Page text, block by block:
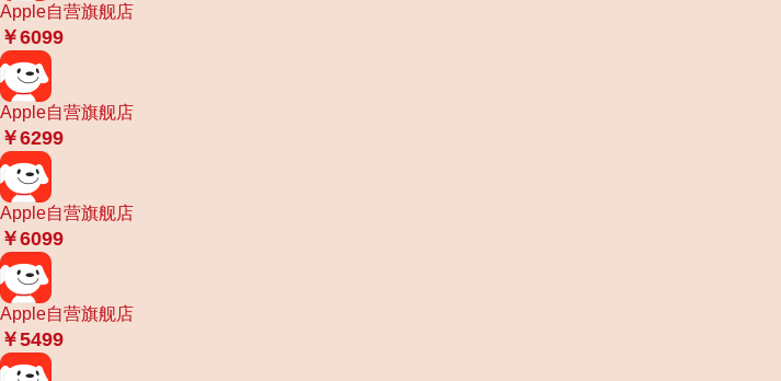
Apple自营旗舰店
￥6099
Apple自营旗舰店
￥6299
Apple自营旗舰店
￥6099
Apple自营旗舰店
￥5499